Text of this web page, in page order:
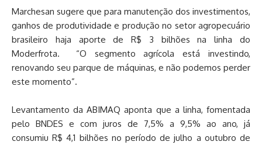
Marchesan sugere que para manutenção dos investimentos,
ganhos de produtividade e produção no setor agropecuário
brasileiro haja aporte de R$ 3 bilhões na linha do
Moderfrota. “O segmento agrícola está investindo,
renovando seu parque de máquinas, e não podemos perder
este momento”.
Levantamento da ABIMAQ aponta que a linha, fomentada
pelo BNDES e com juros de 7,5% a 9,5% ao ano, já
consumiu R$ 4,1 bilhões no período de julho a outubro de